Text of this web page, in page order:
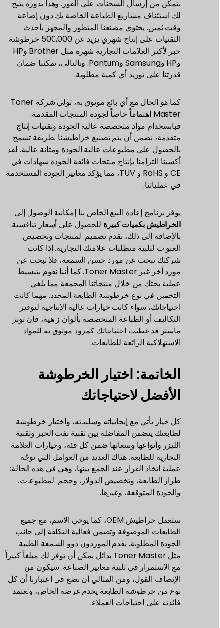
نتمكن من إرسال الشحنات على الفور. وهذا بدوره يتيح
لك استئناف مشاريع الطباعة الخاصة بك دون إضاعة
وقت ثمين. يحتوي مصنعنا المتطور والمجهز بأحدث
التقنيات على إنتاج شهري يزيد عن 500,000 خرطوشة
حبر لأكثر العلامات التجارية شهرة مثل Brother وHP
وHP وSamsung وPantum. وبالتالي، يمكننا ضمان
قدرتنا على توريد أي كمية مطلوبة.
كما هو الحال مع أي بائع موثوق به، تولي شركة Toner
Master اهتماماً خاصاً لجودة المنتجات المقدمة.
فباستخدام مواد متخصصة عالية الجودة وتقنيات إنتاج
متقدمة، نضمن أن يتم تصنيع خراطيشنا بطريقة تسمح
بالحصول على مطبوعات عالية الجودة ومتانة عالية. لقد
أكسبنا التزامنا بإنتاج منتجات فائقة الجودة شهادات في
CE و RoHS و TUV، مما يؤكد معايير الجودة المستخدمة
في عملياتنا.
يوفر برنامج إعادة البيع الخاص بنا إمكانية الوصول إلى
الخراطيش بكميات كبيرةللحصول على أسعار تنافسية.
بالإضافة إلى ذلك، نقدم تصميم المنتجات وتخصيص
العبوات لتلبية متطلبات علامتك التجارية. إذا كانت
شركتك تبحث عن مورد حسن السمعة، فلا تبحث عن
مورد آخر غير Toner Master. كما أننا نقوم بتبسيط
عملية بحثك من خلال منتجاتنا المجمعة مما يلغي
التخمين في نوع خرطوشة الطابعة المحدد. مهما كانت
احتياجاتك، سواء كانت خيارات عالية الإنتاجية لتوفير
التكاليف أو الطباعة المتخصصة بألوان زاهية، فإن تونر
ماستر قد غطيت احتياجاتك كمزود موثوق به للمواد
الاستهلاكية الرائعة للطابعات.
الخاتمة: اختيار الخرطوشة
الأفضل لاحتياجاتك
كل خيار يأتي مع إيجابياته وسلبياته، واختيار خرطوشة
لطابعتك يتضمن المفاضلة بين تقنية نفث الحبر وتقنية
الليزر وأنواعها وسعاتها ضمن كل فئة، وخيارات العلامة
التجارية للطابعة. هناك العديد من العوامل التي توجّه
عملية اتخاذ القرار عند الجمع بينها، وهي في هذه الحالة:
طراز الطابعة، وتخصيص الدولار، وحجم المطبوعات،
والجودة المتوقعة، وغيرها.
ستعمل خراطيش OEM، كما يوحي الاسم، مع جميع
الطابعات الموصوفة وتضمن فعالية التكلفة إلى جانب
الجودة المطلوبة. يقدم الموردون ذوو السمعة الطيبة
مثل Toner Master بدائل يمكن أن توفر لك مبلغاً كبيراً
مع الاستمرار في تلبية معايير الصناعة. سيكون من
الإنصاف القول، ومن المثالي أن نضع في اعتبارنا أن كل
نوع من خرطوشة الطابعة يخدم غرضه الخاص، وتعتمد
فائدته على احتياجات العملاء.